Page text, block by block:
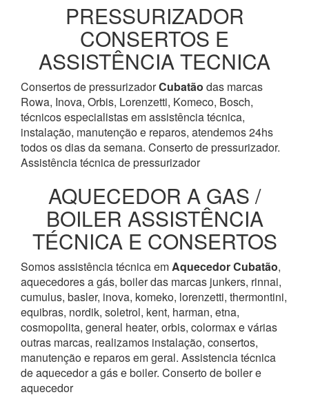
PRESSURIZADOR
CONSERTOS E
ASSISTÊNCIA TECNICA
Consertos de pressurizadorCubatão das marcas
Rowa, Inova, Orbis, Lorenzetti, Komeco, Bosch,
técnicos especialistas em assistência técnica,
instalação, manutenção e reparos, atendemos 24hs
todos os dias da semana. Conserto de pressurizador.
Assistência técnica de pressurizador
AQUECEDOR A GAS /
BOILER ASSISTÊNCIA
TÉCNICA E CONSERTOS
Somos assistência técnica emAquecedorCubatão,
aquecedores a gás, boiler das marcas junkers, rinnai,
cumulus, basler, inova, komeko, lorenzetti, thermontini,
equibras, nordik, soletrol, kent, harman, etna,
cosmopolita, general heater, orbis, colormax e várias
outras marcas, realizamos instalação, consertos,
manutenção e reparos em geral. Assistencia técnica
de aquecedor a gás e boiler. Conserto de boiler e
aquecedor